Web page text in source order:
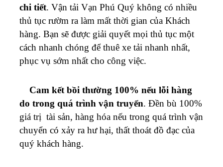
chi tiết. Vận tải Vạn Phú Quý không có nhiều
thủ tục rườm ra làm mất thời gian của Khách
hàng. Bạn sẽ được giải quyết mọi thủ tục một
cách nhanh chóng để thuê xe tải nhanh nhất,
phục vụ sớm nhất cho công việc.
Cam kết bồi thường 100% nếu lỗi hàng
do trong quá trình vận truyển. Đền bù 100%
giá trị tài sản, hàng hóa nếu trong quá trình vận
chuyển có xảy ra hư hại, thất thoát đồ đạc của
quý khách hàng.